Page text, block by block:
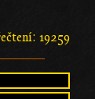
19259